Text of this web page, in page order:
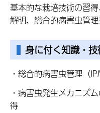
基本的な栽培技術の習
解明、総合的病害虫管理
身に付く知識・
・総合的病害虫管理（
・病害虫発生メカニズ
得